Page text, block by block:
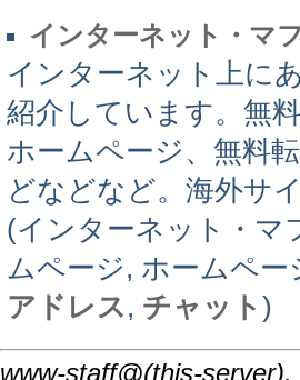
インターネット・マ
インターネット上に
紹介しています。無
ホームページ、無料
どなどなど。海外サ
(インターネット・マ
ムページ, ホームペ
アドレス, チャット )
www-staff@(this-